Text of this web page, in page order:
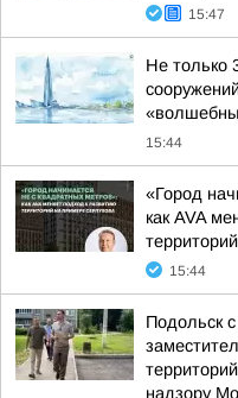
15:47
Не только
15:44
«Город
как AVA
15:44
Подольск
надзору